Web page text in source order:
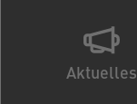
Aktuelles